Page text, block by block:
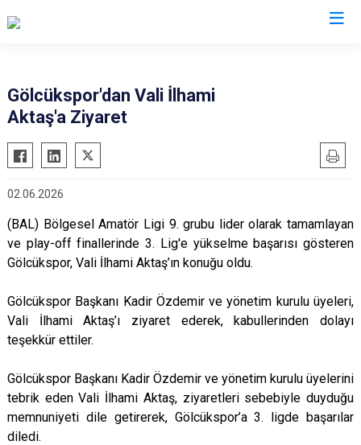
Gölcükspor'dan Vali İlhami
Aktaş'a Ziyaret
02.06.2026
(BAL) Bölgesel Amatör Ligi 9. grubu lider olarak tamamlayan
ve play-off finallerinde 3. Lig'e yükselme başarısı gösteren
Gölcükspor, Vali İlhami Aktaş’ın konuğu oldu.
Gölcükspor Başkanı Kadir Özdemir ve yönetim kurulu üyeleri,
Vali İlhami Aktaş’ı ziyaret ederek, kabullerinden dolayı
teşekkür ettiler.
Gölcükspor Başkanı Kadir Özdemir ve yönetim kurulu üyelerini
tebrik eden Vali İlhami Aktaş, ziyaretleri sebebiyle duyduğu
memnuniyeti dile getirerek, Gölcükspor’a 3. ligde başarılar
diledi.